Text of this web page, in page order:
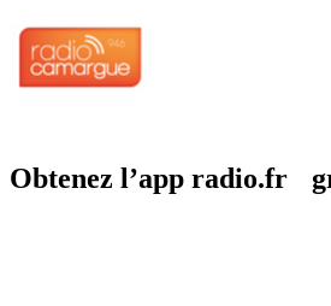
Obtenez l’app radio.fr